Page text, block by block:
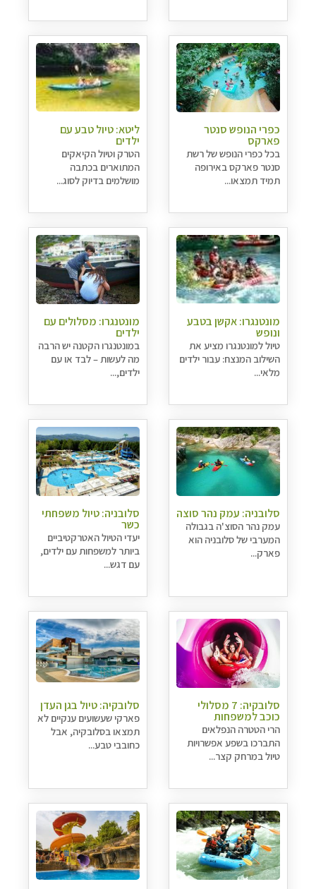
כפרי הנופש סנטר
פארקס
בכל כפרי הנופש של רשת
סנטר פארקס באירופה
תמיד תמצאו...
ליטא: טיול טבע עם
ילדים
הטרק וטיול הקיאקים
המתוארים בכתבה
מושלמים בדיוק לסוג...
מונטנגרו: אקשן בטבע
ונופש
טיול למונטנגרו מציע את
השילוב המנצח: עבור ילדים
מלאי...
מונטנגרו: מסלולים עם
ילדים
במונטנגרו הקטנה יש הרבה
מה לעשות – לבד או עם
ילדים,...
סלובניה: עמק נהר סוצה
עמק נהר הסוצ'ה בגבולה
המערבי של סלובניה הוא
פארק...
סלובניה: טיול משפחתי
כשר
יעדי הטיול האטרקטיביים
ביותר למשפחות עם ילדים,
עם דגש...
סלובקיה: 7 מסלולי
כוכב למשפחות
הרי הטטרה הנפלאים
התברכו בשפע אפשרויות
טיול במרחק קצר...
סלובקיה: טיול בגן העדן
פארקי שעשועים ענקיים לא
תמצאו בסלובקיה, אבל
כחובבי טבע...